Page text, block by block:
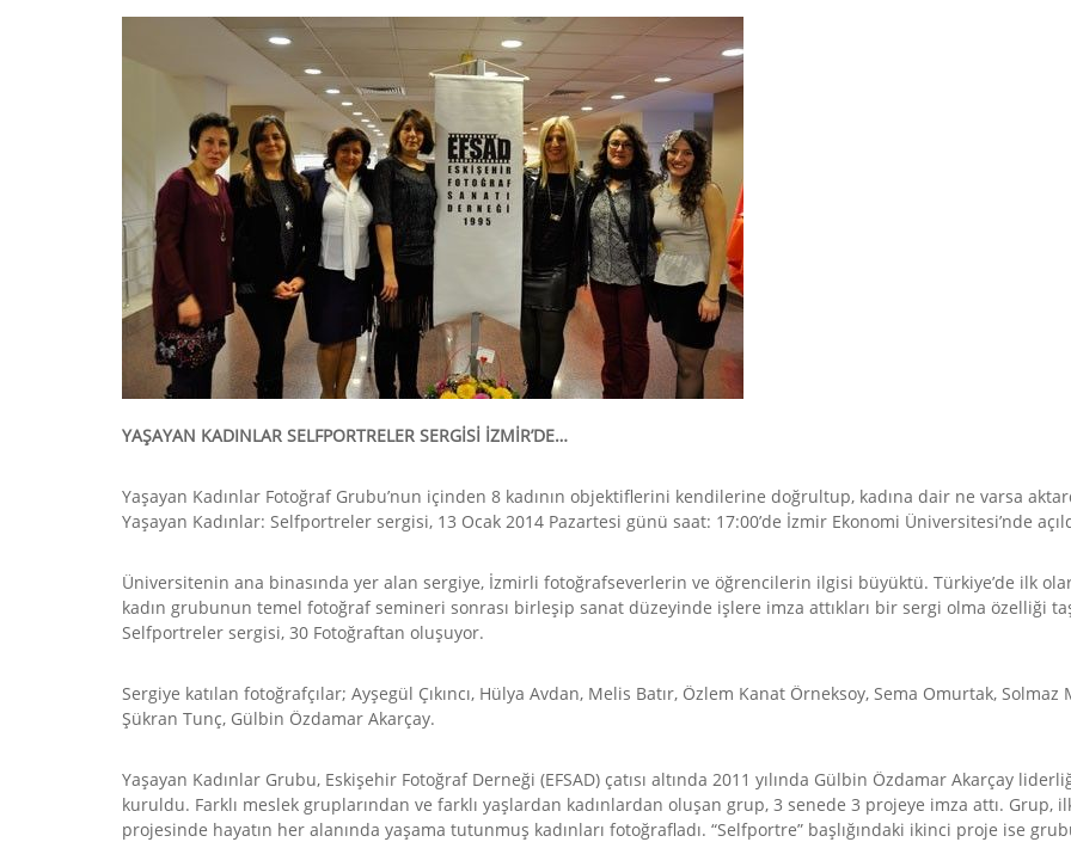
YAŞAYAN KADINLAR SELFPORTRELER SERGİSİ İZMİR’DE…
Yaşayan Kadınlar Fotoğraf Grubu’nun içinden 8 kadının objektiflerini kendilerine doğrultup, kadına dair ne varsa
Yaşayan Kadınlar: Selfportreler sergisi, 13 Ocak 2014 Pazartesi günü saat: 17:00’de İzmir Ekonomi Üniversitesi’nde
Üniversitenin ana binasında yer alan sergiye, İzmirli fotoğrafseverlerin ve öğrencilerin ilgisi büyüktü. Türkiye’de ilk
kadın grubunun temel fotoğraf semineri sonrası birleşip sanat düzeyinde işlere imza attıkları bir sergi olma özelliği
Selfportreler sergisi, 30 Fotoğraftan oluşuyor.
Sergiye katılan fotoğrafçılar; Ayşegül Çıkıncı, Hülya Avdan, Melis Batır, Özlem Kanat Örneksoy, Sema Omurtak, Solmaz
Şükran Tunç, Gülbin Özdamar Akarçay.
Yaşayan Kadınlar Grubu, Eskişehir Fotoğraf Derneği (EFSAD) çatısı altında 2011 yılında Gülbin Özdamar Akarçay
kuruldu. Farklı meslek gruplarından ve farklı yaşlardan kadınlardan oluşan grup, 3 senede 3 projeye imza attı. Grup,
projesinde hayatın her alanında yaşama tutunmuş kadınları fotoğrafladı. “Selfportre” başlığındaki ikinci proje ise